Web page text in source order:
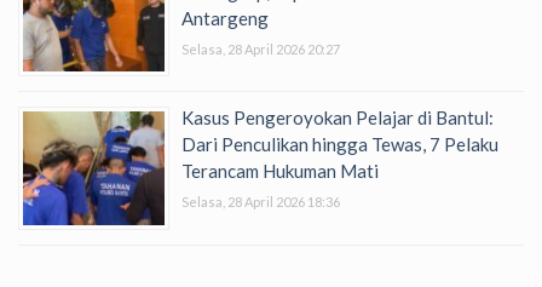
Antargeng
Selasa, 28 April 2026 20:27
Kasus Pengeroyokan Pelajar di Bantul:
Dari Penculikan hingga Tewas, 7 Pelaku
Terancam Hukuman Mati
Selasa, 28 April 2026 18:36